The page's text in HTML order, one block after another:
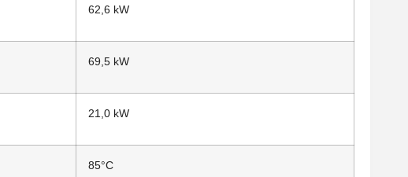
62,6 kW
69,5 kW
21,0 kW
85°C